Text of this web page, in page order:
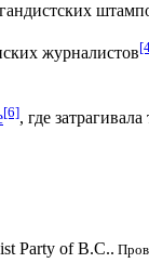
журналистов
[6], где затрагивала
Party of B.C..